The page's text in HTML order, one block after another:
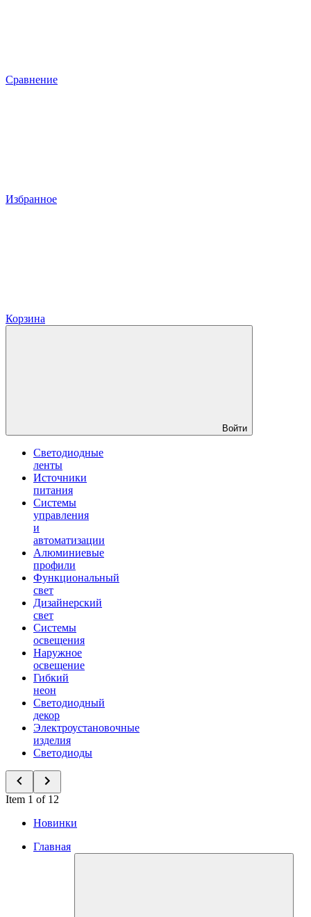
Сравнение
Избранное
Корзина
Войти
Светодиодные
ленты
Источники
питания
Системы
управления
и
автоматизации
Алюминиевые
профили
Функциональный
свет
Дизайнерский
свет
Системы
освещения
Наружное
освещение
Гибкий
неон
Светодиодный
декор
Электроустановочные
изделия
Светодиоды
Item 1 of 12
Новинки
Главная